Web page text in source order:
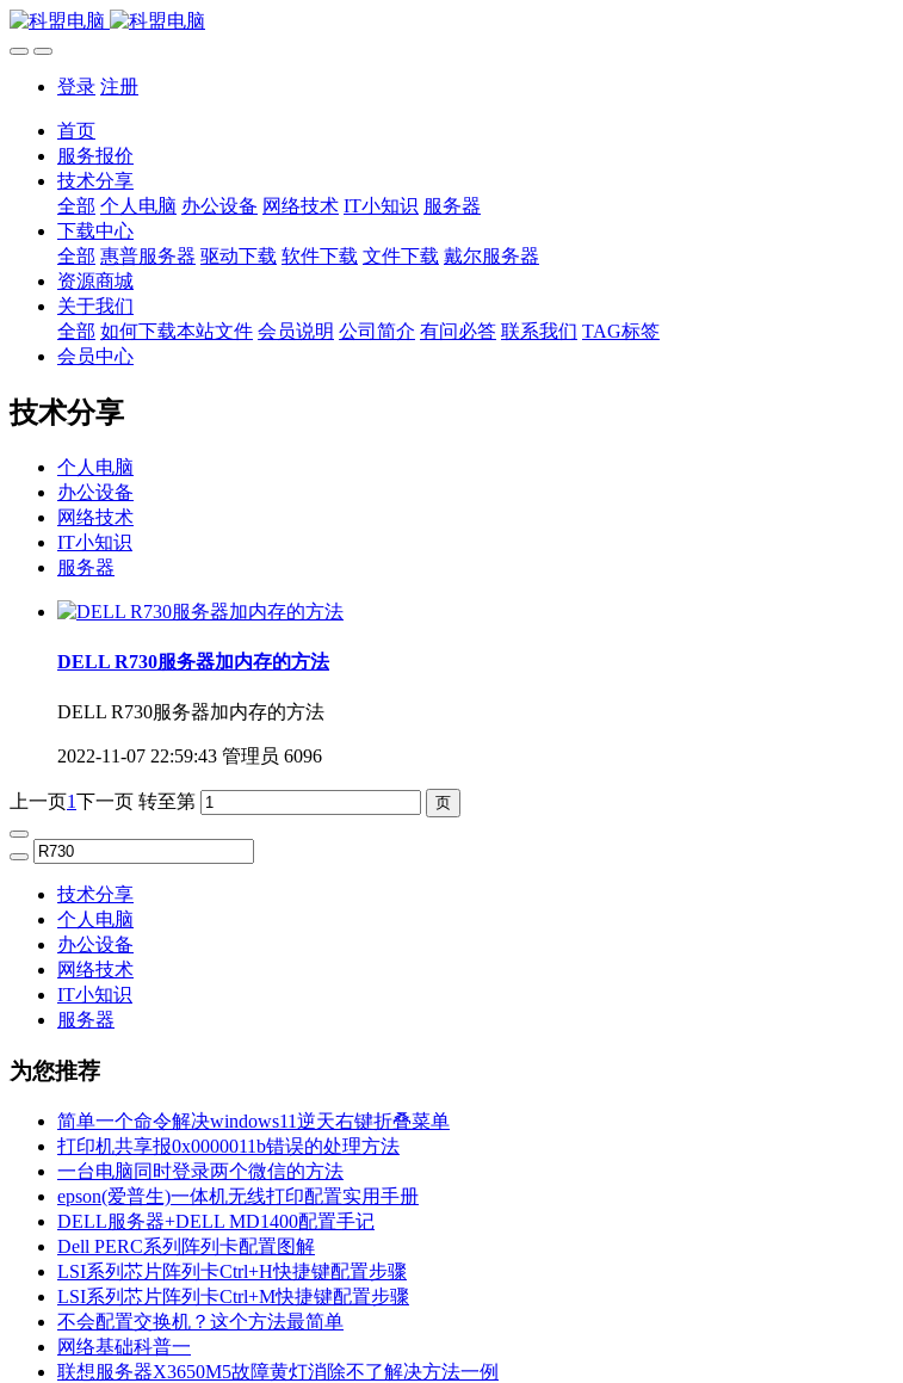
登录 注册
首页
服务报价
技术分享
全部 个人电脑 办公设备 网络技术 IT小知识 服务器
下载中心
全部 惠普服务器 驱动下载 软件下载 文件下载 戴尔服务器
资源商城
关于我们
全部 如何下载本站文件 会员说明 公司简介 有问必答 联系我们 TAG标签
会员中心
技术分享
个人电脑
办公设备
网络技术
IT小知识
服务器
DELL R730服务器加内存的方法
DELL R730服务器加内存的方法
2022-11-07 22:59:43 管理员 6096
上一页1下一页 转至第
技术分享
个人电脑
办公设备
网络技术
IT小知识
服务器
为您推荐
简单一个命令解决windows11逆天右键折叠菜单
打印机共享报0x0000011b错误的处理方法
一台电脑同时登录两个微信的方法
epson(爱普生)一体机无线打印配置实用手册
DELL服务器+DELL MD1400配置手记
Dell PERC系列阵列卡配置图解
LSI系列芯片阵列卡Ctrl+H快捷键配置步骤
LSI系列芯片阵列卡Ctrl+M快捷键配置步骤
不会配置交换机？这个方法最简单
网络基础科普一
联想服务器X3650M5故障黄灯消除不了解决方法一例